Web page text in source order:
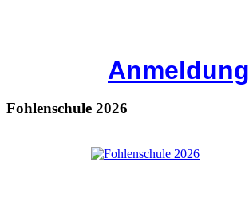
Anmeldung
Fohlenschule 2026